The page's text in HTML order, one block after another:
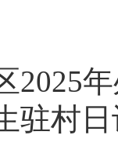
2025
驻村